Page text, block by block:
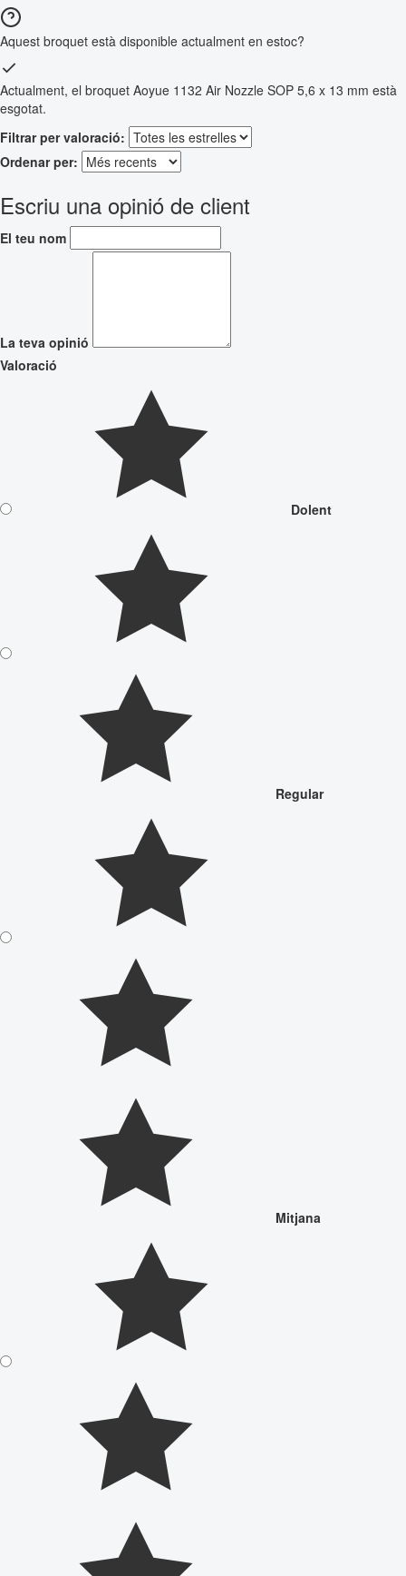
Aquest broquet està disponible actualment en estoc?
Actualment, el broquet Aoyue 1132 Air Nozzle SOP 5,6 x 13 mm està
esgotat.
Filtrar per valoració:
Ordenar per:
Escriu una opinió de client
El teu nom
La teva opinió
Valoració
Dolent
Regular
Mitjana